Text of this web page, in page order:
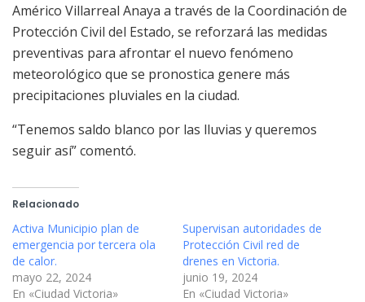
Américo Villarreal Anaya a través de la Coordinación de
Protección Civil del Estado, se reforzará las medidas
preventivas para afrontar el nuevo fenómeno
meteorológico que se pronostica genere más
precipitaciones pluviales en la ciudad.
“Tenemos saldo blanco por las lluvias y queremos
seguir así” comentó.
Relacionado
Activa Municipio plan de
emergencia por tercera ola
de calor.
mayo 22, 2024
En «Ciudad Victoria»
Supervisan autoridades de
Protección Civil red de
drenes en Victoria.
junio 19, 2024
En «Ciudad Victoria»